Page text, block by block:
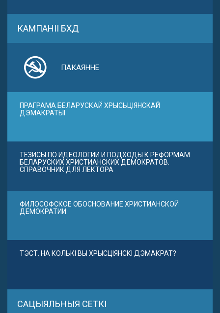
КАМПАНІІ БХД
ПАКАЯННЕ
ПРАГРАМА БЕЛАРУСКАЙ ХРЫСЬЦІЯНСКАЙ
ДЭМАКРАТЫІ
ТЕЗИСЫ ПО ИДЕОЛОГИИ И ПОДХОДЫ К РЕФОРМАМ
БЕЛАРУСКИХ ХРИСТИАНСКИХ ДЕМОКРАТОВ.
СПРАВОЧНИК ДЛЯ ЛЕКТОРА
ФИЛОСОФСКОЕ ОБОСНОВАНИЕ ХРИСТИАНСКОЙ
ДЕМОКРАТИИ
ТЭСТ. НА КОЛЬКІ ВЫ ХРЫСЦІЯНСКІ ДЭМАКРАТ?
САЦЫЯЛЬНЫЯ СЕТКІ